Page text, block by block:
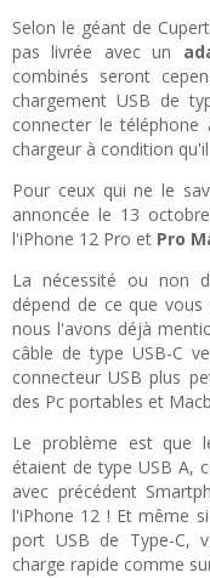
Selon le géant de
pas livrée avec un
combinés seront
chargement USB de
connecter le
chargeur à condition
Pour ceux qui ne le
annoncée le 13
l'iPhone 12 Pro et Pro
La nécessité ou non
dépend de ce que
nous l'avons déjà
câble de type USB-C
connecteur USB plus
des Pc portables et
Le problème est que
étaient de type USB A,
avec précédent
l'iPhone 12 ! Et même
port USB de Type-C,
charge rapide comme